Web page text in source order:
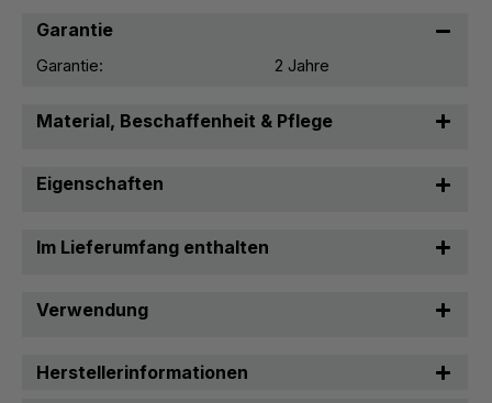
Garantie
Garantie: 2 Jahre
Material, Beschaffenheit & Pflege
Eigenschaften
Im Lieferumfang enthalten
Verwendung
Herstellerinformationen